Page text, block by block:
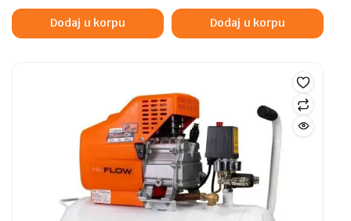
Dodaj u korpu Dodaj u korpu